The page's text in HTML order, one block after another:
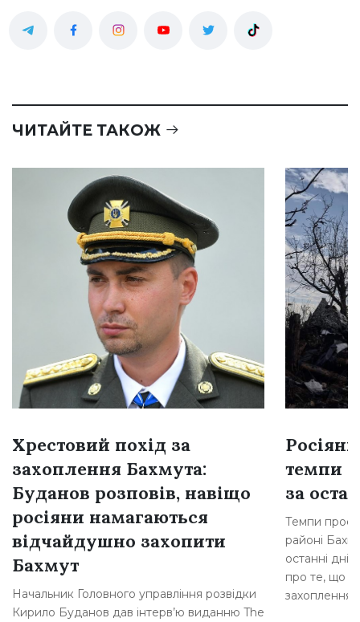
ЧИТАЙТЕ ТАКОЖ
Хрестовий похід за
захоплення Бахмута:
Буданов розповів, навіщо
росіяни намагаються
відчайдушно захопити
Бахмут
Начальник Головного управління розвідки
Кирило Буданов дав інтерв’ю виданню The
темпи
за
Темпи
районі
останні
про те, що
захоплення